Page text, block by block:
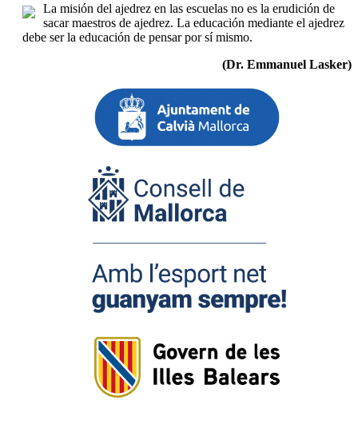
La misión del ajedrez en las escuelas no es la erudición de
sacar maestros de ajedrez. La educación mediante el ajedrez
debe ser la educación de pensar por sí mismo.
(Dr. Emmanuel Lasker)